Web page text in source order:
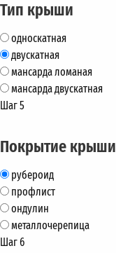
Тип крыши
односкатная
двускатная
мансарда ломаная
мансарда двускатная
Шаг 5
Покрытие крыши
рубероид
профлист
ондулин
металлочерепица
Шаг 6